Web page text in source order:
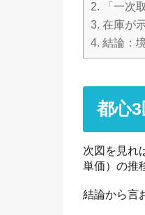
2. 「一次
3. 在庫が
4. 結論：
都心
次図を見れ
単価）の推
結論から言